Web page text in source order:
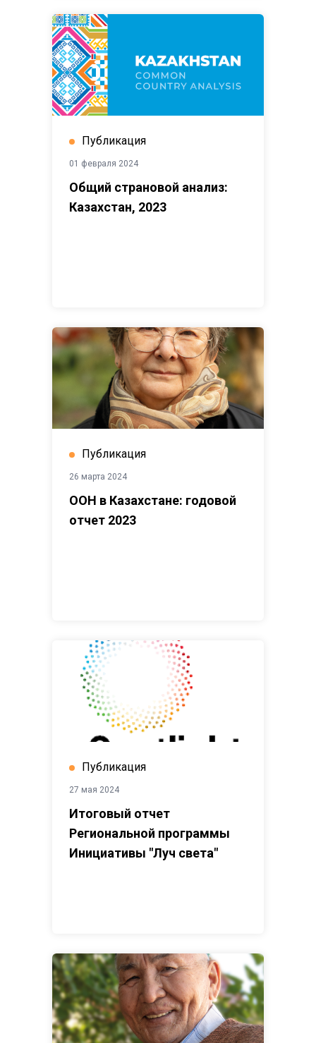
Публикация
01 февраля 2024
Общий страновой анализ:
Казахстан, 2023
Публикация
26 марта 2024
ООН в Казахстане: годовой
отчет 2023
Публикация
27 мая 2024
Итоговый отчет
Региональной программы
Инициативы "Луч света"